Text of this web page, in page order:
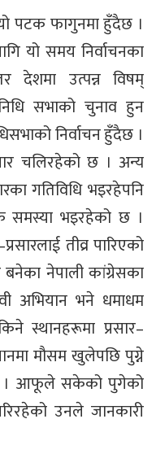
पटक फागुनमा हुँदैछ ।
यो समय निर्वाचनका
उत्पन्न विषम्
सभाको चुनाव हुन
निर्वाचन हुँदैछ ।
चलिरहेको छ । अन्य
गतिविधि भइरहेपनि
समस्या भइरहेको छ ।
तीव्र पारिएको
बनेका नेपाली कांग्रेसका
अभियान भने धमाधम
स्थानहरूमा प्रसार–
मौसम खुलेपछि पुग्ने
। आफूले सकेको पुगेको
उनले जानकारी